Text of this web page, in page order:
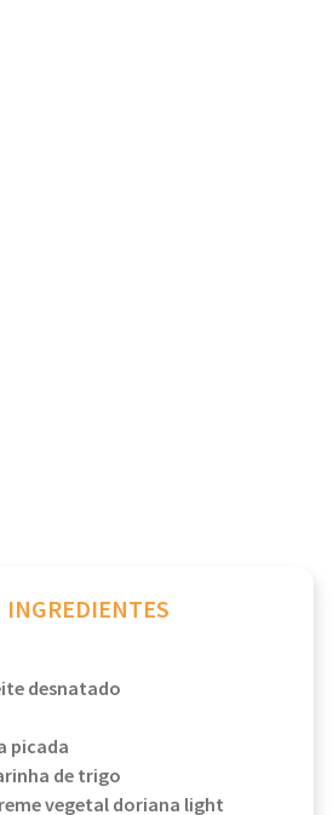
INGREDIENTES
desnatado
picada
de trigo
vegetal doriana light